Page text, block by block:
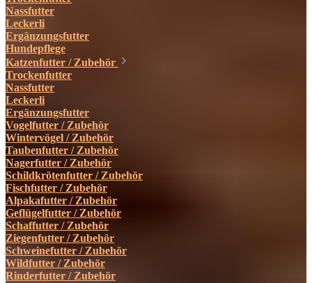
Nassfutter
Leckerli
Ergänzungsfutter
Hundepflege
Katzenfutter / Zubehör
Trockenfutter
Nassfutter
Leckerli
Ergänzungsfutter
Vogelfutter / Zubehör
Wintervögel / Zubehör
Taubenfutter / Zubehör
Nagerfutter / Zubehör
Schildkrötenfutter / Zubehör
Fischfutter / Zubehör
Alpakafutter / Zubehör
Geflügelfutter / Zubehör
Schaffutter / Zubehör
Ziegenfutter / Zubehör
Schweinefutter / Zubehör
Wildfutter / Zubehör
Rinderfutter / Zubehör